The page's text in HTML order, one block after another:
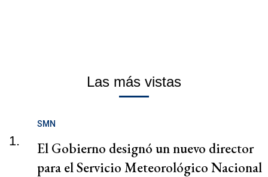
Las más vistas
1.
SMN
El Gobierno designó un nuevo director
para el Servicio Meteorológico Nacional